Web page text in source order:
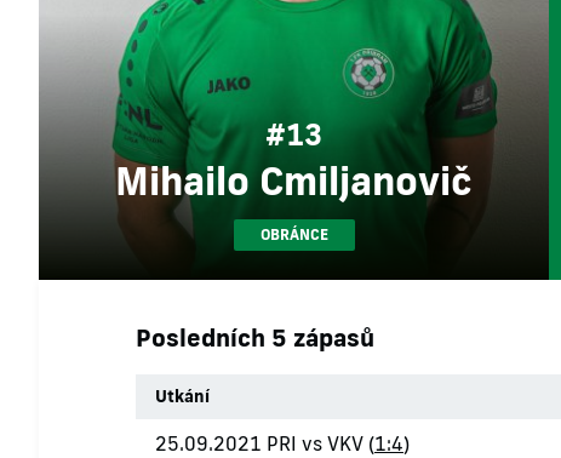
#13
Mihailo Cmiljanovič
OBRÁNCE
Posledních 5 zápasů
Utkání
25.09.2021 PRI vs VKV (1:4)